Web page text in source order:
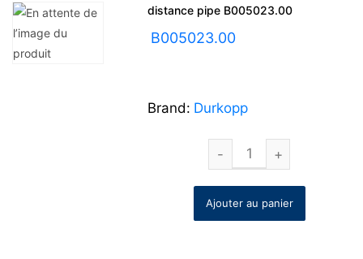
distance pipe B005023.00
B005023.00
Brand: Durkopp
Ajouter au panier